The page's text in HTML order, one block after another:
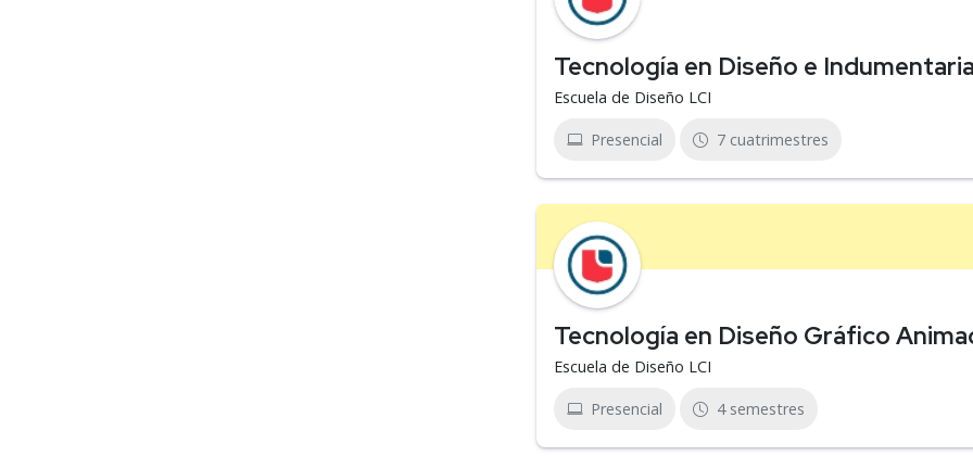
Tecnología en Diseño e
Escuela de Diseño LCI
Presencial 7 cuatrimestres
Tecnología en Diseño Gráfico
Escuela de Diseño LCI
Presencial 4 semestres